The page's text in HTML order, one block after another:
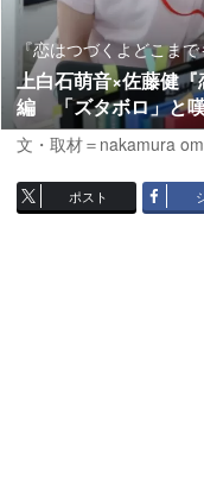
『恋はつづくよどこま
上白石萌音×佐藤健
編 「ズタボロ」と
文・取材＝nakamura
ポスト